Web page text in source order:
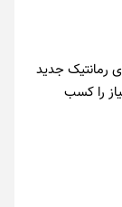
رمانتیک جدید
را کسب